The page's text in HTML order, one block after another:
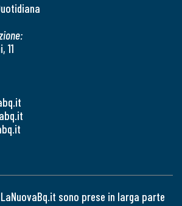
11
sono prese in larga parte